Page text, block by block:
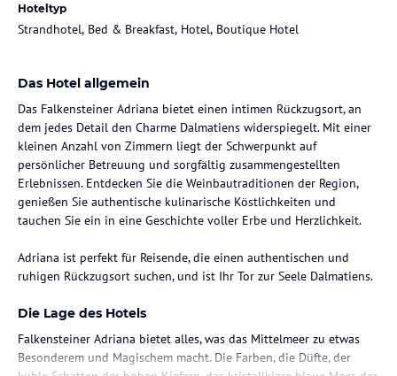
Hoteltyp
Strandhotel, Bed & Breakfast, Hotel, Boutique Hotel
Das Hotel allgemein
Das Falkensteiner Adriana bietet einen intimen Rückzugsort, an
dem jedes Detail den Charme Dalmatiens widerspiegelt. Mit einer
kleinen Anzahl von Zimmern liegt der Schwerpunkt auf
persönlicher Betreuung und sorgfältig zusammengestellten
Erlebnissen. Entdecken Sie die Weinbautraditionen der Region,
genießen Sie authentische kulinarische Köstlichkeiten und
tauchen Sie ein in eine Geschichte voller Erbe und Herzlichkeit.
Adriana ist perfekt für Reisende, die einen authentischen und
ruhigen Rückzugsort suchen, und ist Ihr Tor zur Seele Dalmatiens.
Die Lage des Hotels
Falkensteiner Adriana bietet alles, was das Mittelmeer zu etwas
Besonderem und Magischem macht. Die Farben, die Düfte, der